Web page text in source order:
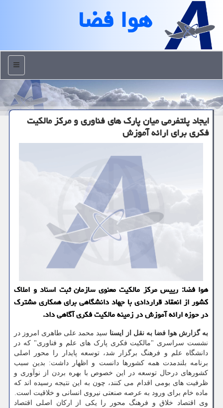
هوا فضا
منو
ایجاد پلتفرمی میان پارک های فناوری و مرکز مالکیت
فکری برای ارائه آموزش
هوا فضا: رییس مرکز مالکیت معنوی سازمان ثبت اسناد و املاک
کشور از انعقاد قراردادی با جهاد دانشگاهی برای همکاری مشترک
در حوزه ارائه آموزش در زمینه مالکیت فکری آگاهی داد.
به گزارش هوا فضا به نقل از ایسنا سید محمد علی طاهری امروز در
نشست سراسری "مالکیت فکری پارک های علم و فناوری" که در
دانشگاه علم و فرهنگ برگزار شد، توسعه پایدار را محور اصلی
برنامه بلندمدت همه کشورها دانست و اظهار داشت: بدین سبب
کشورهای درحال توسعه در این خصوص با بهره بردن از نوآوری و
ظرفیت های بومی اقدام می کنند، چون به این نتیجه رسیده اند که
ماده خام برای ورود به عرصه صنعتی نیروی انسانی و خلاقیت است.
وی اقتصاد خلاق و فرهنگ محور را یکی از ارکان اصلی اقتصاد